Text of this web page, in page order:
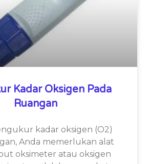
Kadar Oksigen Pada
Ruangan
kadar oksigen (O2)
Anda memerlukan alat
oksimeter atau oksigen